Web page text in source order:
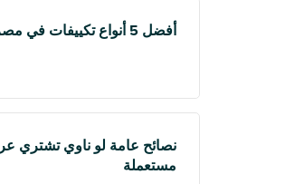
أفضل 5 أنواع تكييفات في مصر
نصائح عامة لو ناوي تشتري
مستعملة